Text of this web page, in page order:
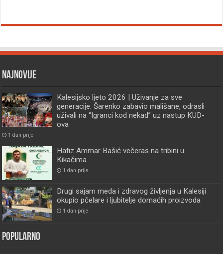
Najnovije
Kalesijsko ljeto 2026 | Uživanje za sve
generacije: Šarenko zabavio mališane, odrasli
uživali na “Igranci kod nekad” uz nastup KUD-
ova
1 dan prije
Hafiz Ammar Bašić večeras na tribini u
Kikačima
1 dan prije
Drugi sajam meda i zdravog življenja u Kalesiji
okupio pčelare i ljubitelje domaćih proizvoda
1 dan prije
Popularno